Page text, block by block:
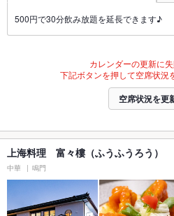
500円で30分飲み放題を延長できます♪
カレンダーの更新に失
下記ボタンを押して空席状況
空席状況を更
上海料理 富々樓（ふうふうろう）
中華 鳴門